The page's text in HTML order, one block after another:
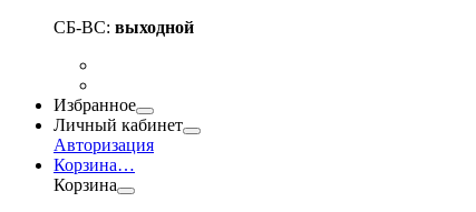
СБ-ВС: выходной
Избранное
Личный кабинет
Авторизация
Корзина…
Корзина